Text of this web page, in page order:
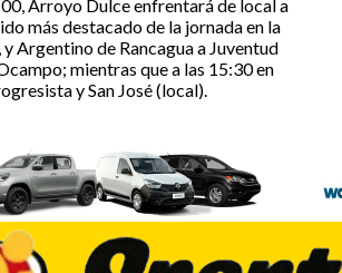
Arroyo Dulce enfrentará de local a
más destacado de la jornada en la
Argentino de Rancagua a Juventud
mientras que a las 15:30 en
y San José (local).